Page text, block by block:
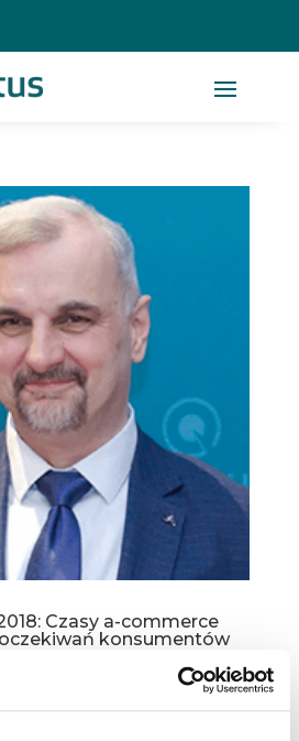
Czasy a-commerce
konsumentów
Trend Report 2018 to jak